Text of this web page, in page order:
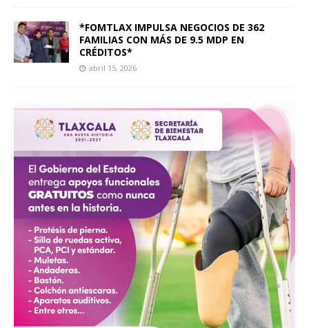
*FOMTLAX IMPULSA NEGOCIOS DE 362
FAMILIAS CON MÁS DE 9.5 MDP EN
CRÉDITOS*
abril 15, 2026